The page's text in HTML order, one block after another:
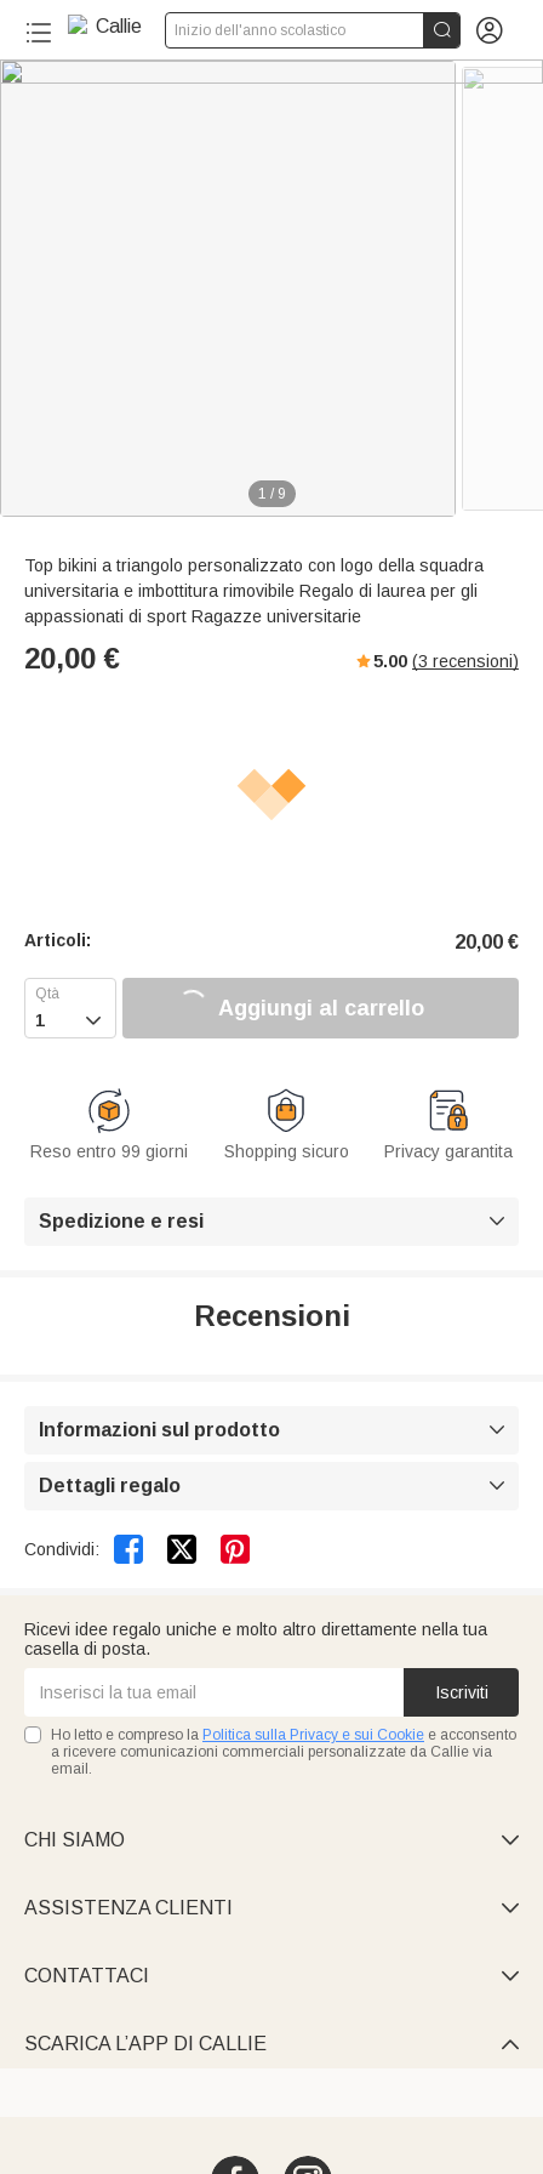
Inizio dell'anno scolastico  
1 / 9
Top bikini a triangolo personalizzato con logo della squadra
universitaria e imbottitura rimovibile Regalo di laurea per gli
appassionati di sport Ragazze universitarie
20,00 € 5.00 (3 recensioni)
Articoli: 20,00 €
 Aggiungi al carrello
Reso entro 99 giorni Shopping sicuro Privacy garantita
Spedizione e resi 
Recensioni
Informazioni sul prodotto 
Dettagli regalo 
Condividi:  
Ricevi idee regalo uniche e molto altro direttamente nella tua
casella di posta.
Iscriviti
Ho letto e compreso la Politica sulla Privacy e sui Cookie e acconsento
a ricevere comunicazioni commerciali personalizzate da Callie via
email.
CHI SIAMO 
ASSISTENZA CLIENTI 
CONTATTACI 
SCARICA L’APP DI CALLIE 